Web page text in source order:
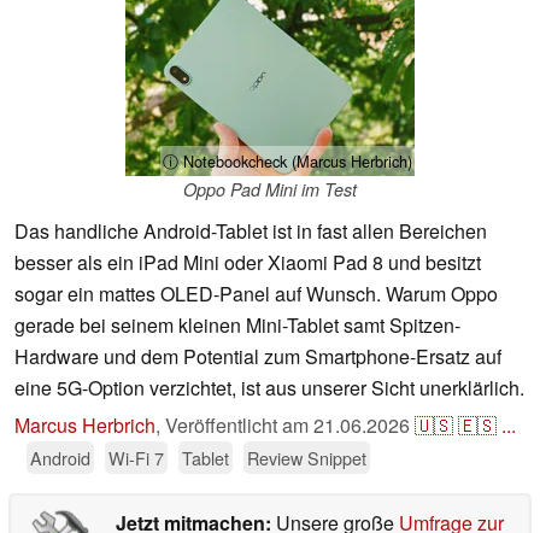
ⓘ Notebookcheck (Marcus Herbrich)
Oppo Pad Mini im Test
Das handliche Android-Tablet ist in fast allen Bereichen
besser als ein iPad Mini oder Xiaomi Pad 8 und besitzt
sogar ein mattes OLED-Panel auf Wunsch. Warum Oppo
gerade bei seinem kleinen Mini-Tablet samt Spitzen-
Hardware und dem Potential zum Smartphone-Ersatz auf
eine 5G-Option verzichtet, ist aus unserer Sicht unerklärlich.
Marcus Herbrich, Veröffentlicht am21.06.2026🇺🇸🇪🇸 ...
Android Wi-Fi 7 Tablet Review Snippet
Jetzt mitmachen: Unsere große Umfrage zur